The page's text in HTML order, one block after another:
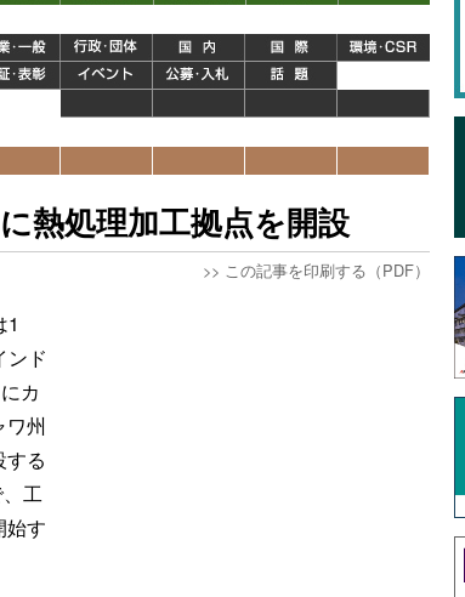
熱処理加工拠点を開設
>> この記事を印刷する（PDF）
1
ンド
カ
ワ州
する
工
始す